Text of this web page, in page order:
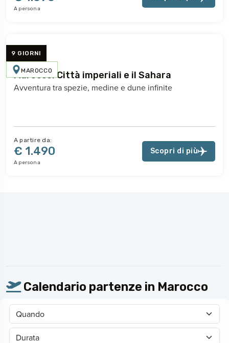
A persona
9 GIORNI
MAROCCO
Marocco: Città imperiali e il Sahara
Avventura tra spezie, medine e dune infinite
A partire da:
€ 1.490
A persona
Scopri di più
Calendario partenze in Marocco